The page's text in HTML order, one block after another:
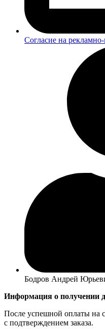
Согласие на
Бодров Андрей
Информация о получении
После успешной оплаты на
с подтверждением заказа.